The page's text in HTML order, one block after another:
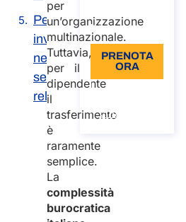
Perché
investire
nei
servizi di
relocation
per
un’organizzazione
multinazionale.
Tuttavia,
per il
dipendente
il
trasferimento
è
raramente
semplice.
La
complessità
burocratica
Lingua: IT
PRENOTA
ORA
chiamata